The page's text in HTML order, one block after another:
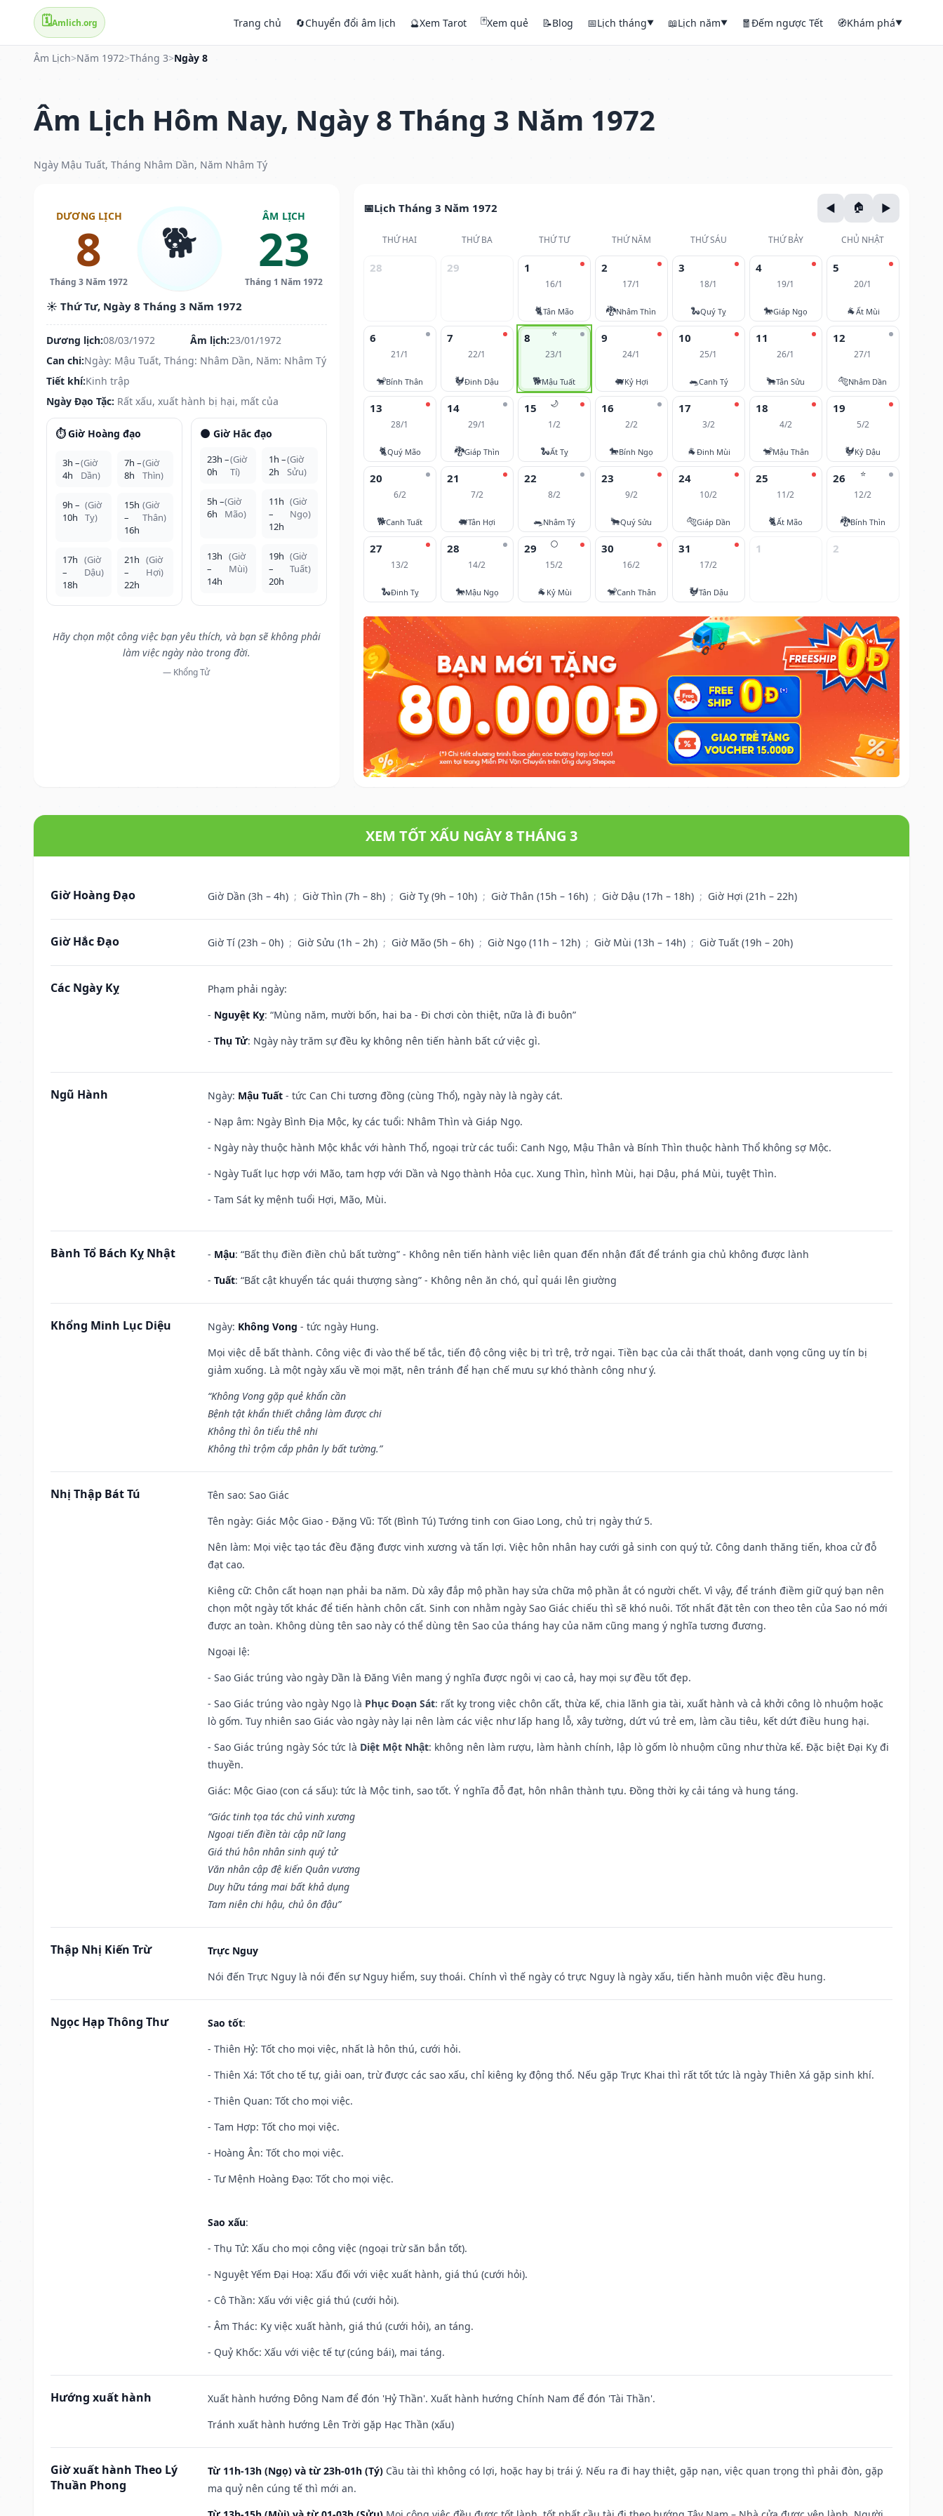
🗓️Amlich.org Trang chủ 🔄Chuyển đổi âm lịch 🔮Xem Tarot 🃏Xem quẻ 📝Blog 📅Lịch tháng▼ 📖Lịch năm▼ 🧧Đếm ngược Tết 🧭Khám phá▼
Âm Lịch>Năm 1972>Tháng 3>Ngày 8
Âm Lịch Hôm Nay, Ngày 8 Tháng 3 Năm 1972
Ngày Mậu Tuất, Tháng Nhâm Dần, Năm Nhâm Tý
DƯƠNG LỊCH
8
Tháng 3 Năm 1972
🐕 ÂM LỊCH
23
Tháng 1 Năm 1972
☀️ Thứ Tư, Ngày 8 Tháng 3 Năm 1972
Dương lịch:08/03/1972 Âm lịch:23/01/1972
Can chi:Ngày: Mậu Tuất, Tháng: Nhâm Dần, Năm: Nhâm Tý
Tiết khí:Kinh trập
Ngày Đạo Tặc: Rất xấu, xuất hành bị hại, mất của
⏱️ Giờ Hoàng đạo
3h –
4h
(Giờ
Dần)
7h –
8h
(Giờ
Thìn)
9h –
10h
(Giờ
Tỵ)
15h
–
16h
(Giờ
Thân)
17h
–
18h
(Giờ
Dậu)
21h
–
22h
(Giờ
Hợi)
🌑 Giờ Hắc đạo
23h –
0h
(Giờ
Tí)
1h –
2h
(Giờ
Sửu)
5h –
6h
(Giờ
Mão)
11h
–
12h
(Giờ
Ngọ)
13h
–
14h
(Giờ
Mùi)
19h
–
20h
(Giờ
Tuất)
Hãy chọn một công việc bạn yêu thích, và bạn sẽ không phải
làm việc ngày nào trong đời.
— Khổng Tử
Lịch Tháng 3 Năm 1972
THỨ HAI THỨ BA THỨ TƯ THỨ NĂM THỨ SÁU THỨ BẢY CHỦ NHẬT
28 29 1
16/1
🐈Tân Mão
2
17/1
🐉Nhâm Thìn
3
18/1
🐍Quý Tỵ
4
19/1
🐎Giáp Ngọ
5
20/1
🐐Ất Mùi
6
21/1
🐒Bính Thân
7
22/1
🐓Đinh Dậu
⭐
8
23/1
🐕Mậu Tuất
9
24/1
🐖Kỷ Hợi
10
25/1
🐀Canh Tý
11
26/1
🐂Tân Sửu
12
27/1
🐅Nhâm Dần
13
28/1
🐈Quý Mão
14
29/1
🐉Giáp Thìn
🌙
15
1/2
🐍Ất Tỵ
16
2/2
🐎Bính Ngọ
17
3/2
🐐Đinh Mùi
18
4/2
🐒Mậu Thân
19
5/2
🐓Kỷ Dậu
20
6/2
🐕Canh Tuất
21
7/2
🐖Tân Hợi
22
8/2
🐀Nhâm Tý
23
9/2
🐂Quý Sửu
24
10/2
🐅Giáp Dần
25
11/2
🐈Ất Mão
⭐
26
12/2
🐉Bính Thìn
27
13/2
🐍Đinh Tỵ
28
14/2
🐎Mậu Ngọ
🌕
29
15/2
🐐 Kỷ Mùi
30
16/2
🐒Canh Thân
31
17/2
🐓Tân Dậu
1 2
XEM TỐT XẤU NGÀY 8 THÁNG 3
Giờ Hoàng Đạo Giờ Dần (3h – 4h) ; Giờ Thìn (7h – 8h) ; Giờ Tỵ (9h – 10h) ; Giờ Thân (15h – 16h) ; Giờ Dậu (17h – 18h) ; Giờ Hợi (21h – 22h)
Giờ Hắc Đạo Giờ Tí (23h – 0h) ; Giờ Sửu (1h – 2h) ; Giờ Mão (5h – 6h) ; Giờ Ngọ (11h – 12h) ; Giờ Mùi (13h – 14h) ; Giờ Tuất (19h – 20h)
Các Ngày Kỵ
Phạm phải ngày:
- Nguyệt Kỵ: “Mùng năm, mười bốn, hai ba - Đi chơi còn thiệt, nữa là đi buôn”
- Thụ Tử: Ngày này trăm sự đều kỵ không nên tiến hành bất cứ việc gì.
Ngũ Hành Ngày: Mậu Tuất - tức Can Chi tương đồng (cùng Thổ), ngày này là ngày cát.
- Nạp âm: Ngày Bình Địa Mộc, kỵ các tuổi: Nhâm Thìn và Giáp Ngọ.
- Ngày này thuộc hành Mộc khắc với hành Thổ, ngoại trừ các tuổi: Canh Ngọ, Mậu Thân và Bính Thìn thuộc hành Thổ không sợ Mộc.
- Ngày Tuất lục hợp với Mão, tam hợp với Dần và Ngọ thành Hỏa cục. Xung Thìn, hình Mùi, hại Dậu, phá Mùi, tuyệt Thìn.
- Tam Sát kỵ mệnh tuổi Hợi, Mão, Mùi.
Bành Tổ Bách Kỵ Nhật - Mậu: “Bất thụ điền điền chủ bất tường” - Không nên tiến hành việc liên quan đến nhận đất để tránh gia chủ không được lành
- Tuất: “Bất cật khuyển tác quái thượng sàng” - Không nên ăn chó, quỉ quái lên giường
Khổng Minh Lục Diệu Ngày: Không Vong - tức ngày Hung.
Mọi việc dễ bất thành. Công việc đi vào thế bế tắc, tiến độ công việc bị trì trệ, trở ngại. Tiền bạc của cải thất thoát, danh vọng cũng uy tín bị
giảm xuống. Là một ngày xấu về mọi mặt, nên tránh để hạn chế mưu sự khó thành công như ý.
“Không Vong gặp quẻ khẩn cần
Bệnh tật khẩn thiết chẳng làm được chi
Không thì ôn tiểu thê nhi
Không thì trộm cắp phân ly bất tường.”
Nhị Thập Bát Tú Tên sao: Sao Giác
Tên ngày: Giác Mộc Giao - Đặng Vũ: Tốt (Bình Tú) Tướng tinh con Giao Long, chủ trị ngày thứ 5.
Nên làm: Mọi việc tạo tác đều đặng được vinh xương và tấn lợi. Việc hôn nhân hay cưới gả sinh con quý tử. Công danh thăng tiến, khoa cử đỗ
đạt cao.
Kiêng cữ: Chôn cất hoạn nạn phải ba năm. Dù xây đắp mộ phần hay sửa chữa mộ phần ắt có người chết. Vì vậy, để tránh điềm giữ quý bạn nên
chọn một ngày tốt khác để tiến hành chôn cất. Sinh con nhằm ngày Sao Giác chiếu thì sẽ khó nuôi. Tốt nhất đặt tên con theo tên của Sao nó mới
được an toàn. Không dùng tên sao này có thể dùng tên Sao của tháng hay của năm cũng mang ý nghĩa tương đương.
Ngoại lệ:
- Sao Giác trúng vào ngày Dần là Đăng Viên mang ý nghĩa được ngôi vị cao cả, hay mọi sự đều tốt đẹp.
- Sao Giác trúng vào ngày Ngọ là Phục Đoạn Sát: rất kỵ trong việc chôn cất, thừa kế, chia lãnh gia tài, xuất hành và cả khởi công lò nhuộm hoặc
lò gốm. Tuy nhiên sao Giác vào ngày này lại nên làm các việc như lấp hang lỗ, xây tường, dứt vú trẻ em, làm cầu tiêu, kết dứt điều hung hại.
- Sao Giác trúng ngày Sóc tức là Diệt Một Nhật: không nên làm rượu, làm hành chính, lập lò gốm lò nhuộm cũng như thừa kế. Đặc biệt Đại Kỵ đi
thuyền.
Giác: Mộc Giao (con cá sấu): tức là Mộc tinh, sao tốt. Ý nghĩa đỗ đạt, hôn nhân thành tựu. Đồng thời kỵ cải táng và hung táng.
“Giác tinh tọa tác chủ vinh xương
Ngoại tiến điền tài cập nữ lang
Giá thú hôn nhân sinh quý tử
Văn nhân cập đệ kiến Quân vương
Duy hữu táng mai bất khả dụng
Tam niên chi hậu, chủ ôn đậu”
Thập Nhị Kiến Trừ
Trực Nguy
Nói đến Trực Nguy là nói đến sự Nguy hiểm, suy thoái. Chính vì thế ngày có trực Nguy là ngày xấu, tiến hành muôn việc đều hung.
Ngọc Hạp Thông Thư Sao tốt:
- Thiên Hỷ: Tốt cho mọi việc, nhất là hôn thú, cưới hỏi.
- Thiên Xá: Tốt cho tế tự, giải oan, trừ được các sao xấu, chỉ kiêng kỵ động thổ. Nếu gặp Trực Khai thì rất tốt tức là ngày Thiên Xá gặp sinh khí.
- Thiên Quan: Tốt cho mọi việc.
- Tam Hợp: Tốt cho mọi việc.
- Hoàng Ân: Tốt cho mọi việc.
- Tư Mệnh Hoàng Đạo: Tốt cho mọi việc.
Sao xấu:
- Thụ Tử: Xấu cho mọi công việc (ngoại trừ săn bắn tốt).
- Nguyệt Yếm Đại Hoạ: Xấu đối với việc xuất hành, giá thú (cưới hỏi).
- Cô Thần: Xấu với việc giá thú (cưới hỏi).
- Âm Thác: Kỵ việc xuất hành, giá thú (cưới hỏi), an táng.
- Quỷ Khốc: Xấu với việc tế tự (cúng bái), mai táng.
Hướng xuất hành
Xuất hành hướng Đông Nam để đón 'Hỷ Thần'. Xuất hành hướng Chính Nam để đón 'Tài Thần'.
Tránh xuất hành hướng Lên Trời gặp Hạc Thần (xấu)
Giờ xuất hành Theo Lý
Thuần Phong
Từ 11h-13h (Ngọ) và từ 23h-01h (Tý) Cầu tài thì không có lợi, hoặc hay bị trái ý. Nếu ra đi hay thiệt, gặp nạn, việc quan trọng thì phải đòn, gặp
ma quỷ nên cúng tế thì mới an.